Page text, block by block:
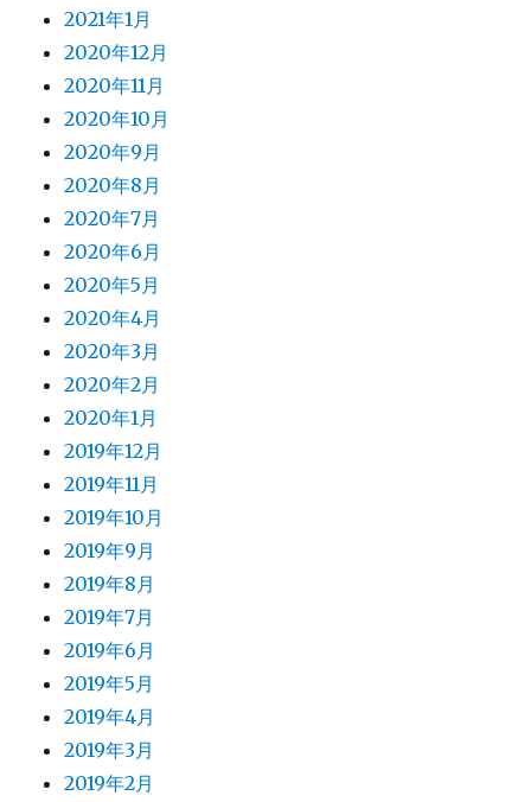
2021年1月
2020年12月
2020年11月
2020年10月
2020年9月
2020年8月
2020年7月
2020年6月
2020年5月
2020年4月
2020年3月
2020年2月
2020年1月
2019年12月
2019年11月
2019年10月
2019年9月
2019年8月
2019年7月
2019年6月
2019年5月
2019年4月
2019年3月
2019年2月